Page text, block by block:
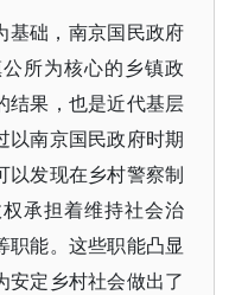
基础，南京国民政府
所为核心的乡镇政
结果，也是近代基层
以南京国民政府时期
以发现在乡村警察制
承担着维持社会治
职能。这些职能凸显
安定乡村社会做出了